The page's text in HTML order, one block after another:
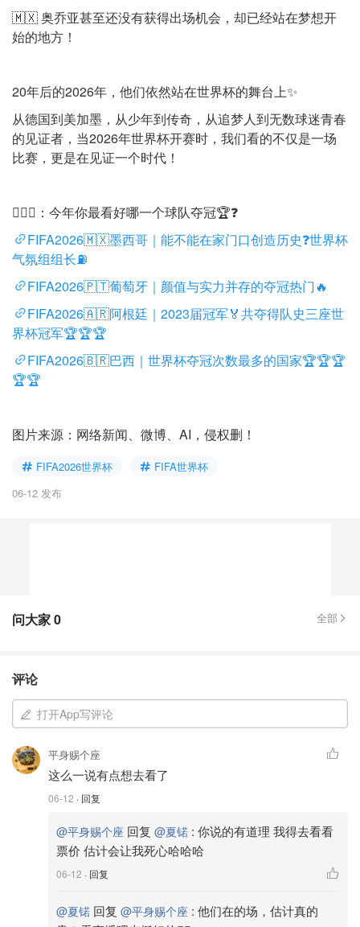
🇲🇽 奥乔亚甚至还没有获得出场机会，却已经站在梦想开
始的地方！
20年后的2026年，他们依然站在世界杯的舞台上✨
从德国到美加墨，从少年到传奇，从追梦人到无数球迷青春
的见证者，当2026年世界杯开赛时，我们看的不仅是一场
比赛，更是在见证一个时代！
🙋🏻‍♀️：今年你最看好哪一个球队夺冠🏆❓
FIFA2026🇲🇽墨西哥｜能不能在家门口创造历史❓世界杯
气氛组组长⛽️
FIFA2026🇵🇹葡萄牙｜颜值与实力并存的夺冠热门🔥
FIFA2026🇦🇷阿根廷｜2023届冠军🏅共夺得队史三座世
界杯冠军🏆🏆🏆
FIFA2026🇧🇷巴西｜世界杯夺冠次数最多的国家🏆🏆🏆
🏆🏆
图片来源：网络新闻、微博、AI，侵权删！
FIFA2026世界杯
FIFA世界杯
06-12 发布
问大家0 全部
评论
打开App写评论
平身赐个座
这么一说有点想去看了
06-12 · 回复
@平身赐个座 回复 @夏锘 : 你说的有道理 我得去看看
票价 估计会让我死心哈哈哈
06-12 · 回复
@夏锘 回复 @平身赐个座 : 他们在的场，估计真的